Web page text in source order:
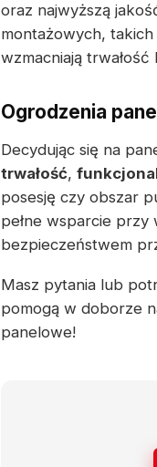
oraz najwyższą
montażowych,
wzmacniają
Ogrodzenia
Decydując się na
trwałość,
posesję czy obszar
pełne wsparcie przy
bezpieczeństwem
Masz pytania lub
pomogą w doborze
panelowe!